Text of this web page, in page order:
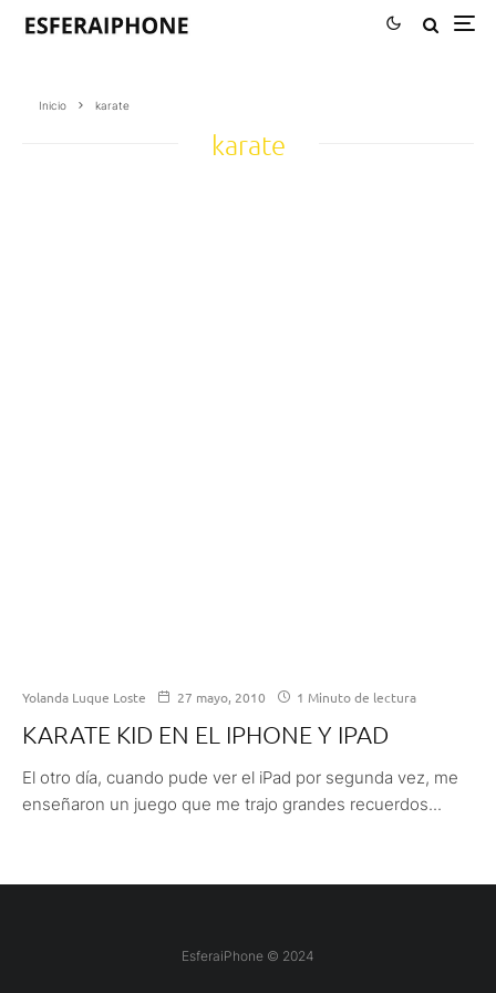
Inicio karate
karate
Yolanda Luque Loste 27 mayo, 2010 1 Minuto de lectura
KARATE KID EN EL IPHONE Y IPAD
El otro día, cuando pude ver el iPad por segunda vez, me
enseñaron un juego que me trajo grandes recuerdos...
EsferaiPhone © 2024